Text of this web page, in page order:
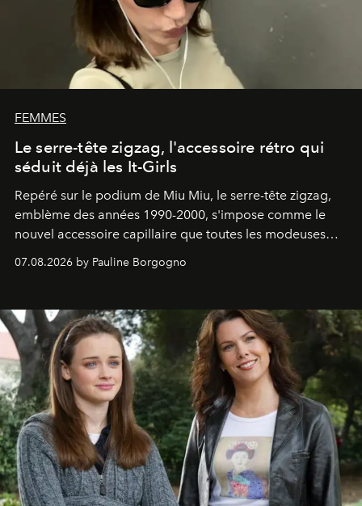
FEMMES
Le serre-tête zigzag, l'accessoire rétro qui
séduit déjà les It-Girls
Repéré sur le podium de Miu Miu, le serre-tête zigzag,
emblème des années 1990-2000, s'impose comme le
nouvel accessoire capillaire que toutes les modeuses
07.08.2026 by Pauline Borgogno